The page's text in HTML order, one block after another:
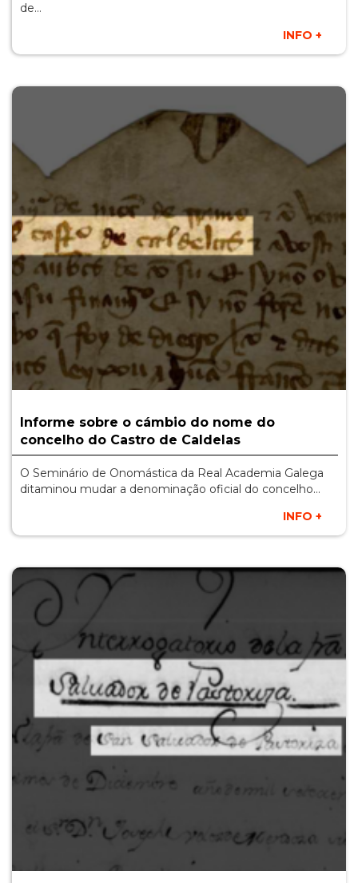
de…
INFO +
Informe sobre o cámbio do nome do
concelho do Castro de Caldelas
O Seminário de Onomástica da Real Academia Galega
ditaminou mudar a denominação oficial do concelho…
INFO +